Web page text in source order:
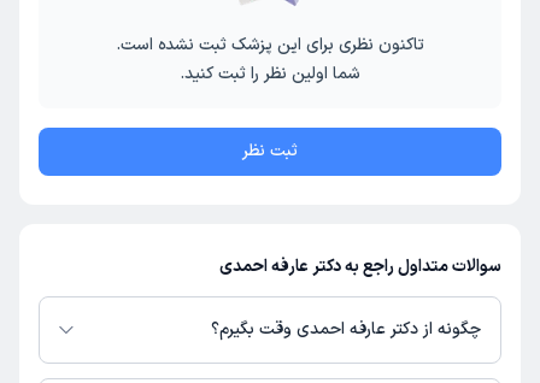
تاکنون نظری برای این پزشک ثبت نشده است.
شما اولین نظر را ثبت کنید.
ثبت نظر
سوالات متداول راجع به دکتر عارفه احمدی
چگونه از دکتر عارفه احمدی وقت بگیرم؟
در صورتی کهدکتر عارفه احمدیدارای پروفایل فعال و نوبت‌دهی باز در پلتفرم